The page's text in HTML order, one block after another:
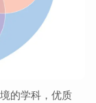
的学科，优质